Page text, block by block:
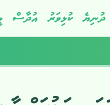
ދުނިޔެ ކުޅިވަރު އުދާސް